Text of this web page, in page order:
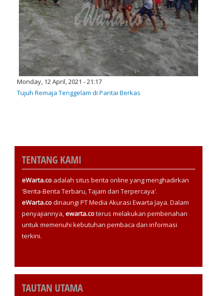
Monday, 12 April, 2021 - 21:17
Tujuh Remaja Tenggelam di Pantai Berkas
TENTANG KAMI
eWarta.co adalah situs berita online yang menghadirkan
'Berita-Berita Terbaru, Tajam dan Terpercaya'.
eWarta.codinaungi PT Media Akurasi Ewarta Jaya. Dalam
penyajiannya, ewarta.coterus melakukan pembenahan
untuk memenuhi kebutuhan pembaca dan informasi
terkini.
TAUTAN UTAMA